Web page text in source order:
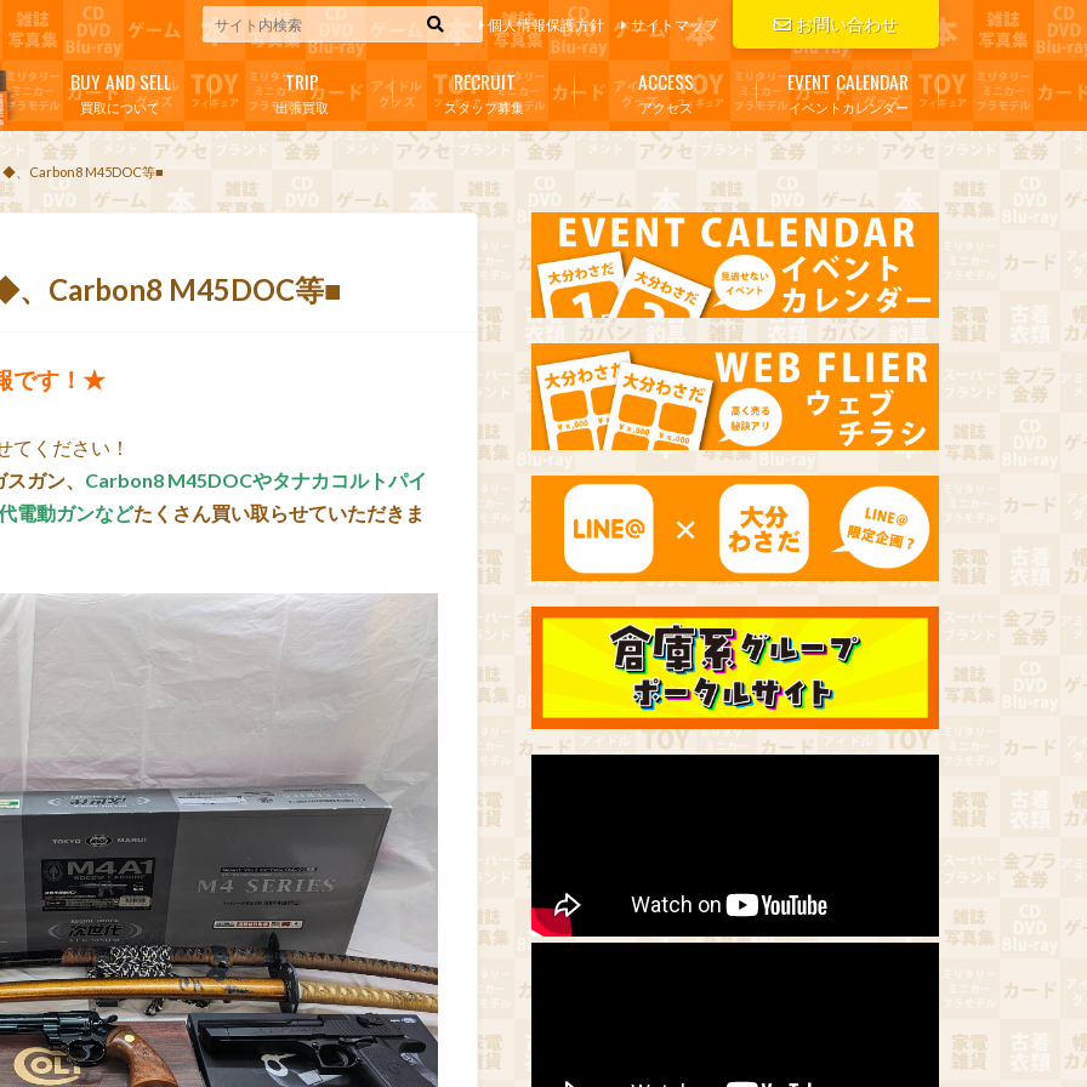
お問い合わせ
個人情報保護方針 サイトマップ
買取について
BUY AND SELL
出張買取
TRIP
スタッフ募集
RECRUIT
アクセス
ACCESS
イベントカレンダー
EVENT CALENDAR
、Carbon8 M45DOC等■
Carbon8 M45DOC等■
です！★
てください！
ガン、 Carbon8 M45DOCやタナカコルトパイ
電動ガンなどたくさん買い取らせていただきま